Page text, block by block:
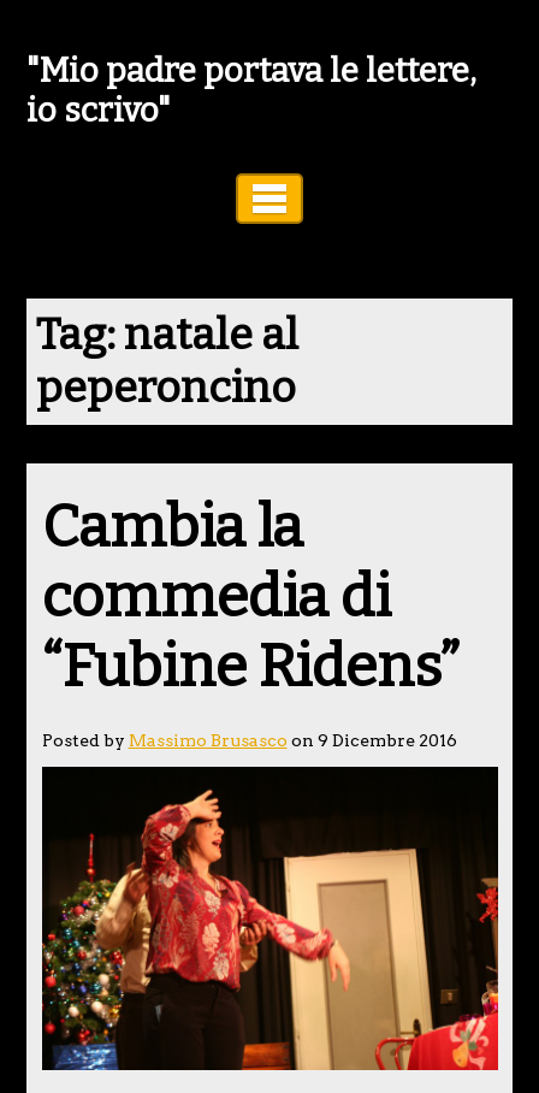
"Mio padre portava le lettere,
io scrivo"
Tag:natale al
peperoncino
Cambia la
commedia di
“Fubine Ridens”
Posted by Massimo Brusasco on 9 Dicembre 2016